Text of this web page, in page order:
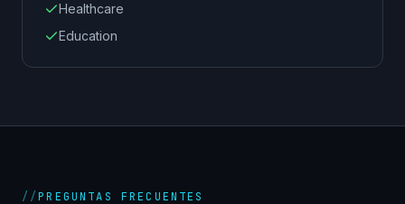
Healthcare
Education
//PREGUNTAS FRECUENTES